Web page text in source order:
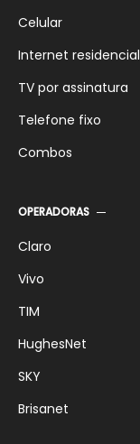
Celular
Internet residencial
TV por assinatura
Telefone fixo
Combos
OPERADORAS
Claro
Vivo
TIM
HughesNet
SKY
Brisanet